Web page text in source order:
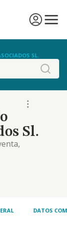
SL.
Sl.
menor. la
salas de
de
DATOS